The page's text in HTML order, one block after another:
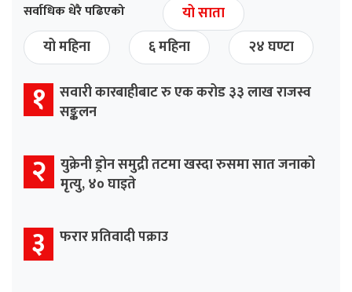
सर्वाधिक धेरै पढिएको
यो साता
यो महिना
६ महिना २४ घण्टा
१ सवारी कारबाहीबाट रु एक करोड ३३ लाख राजस्व
सङ्कलन
२ युक्रेनी ड्रोन समुद्री तटमा खस्दा रुसमा सात जनाको
मृत्यु, ४० घाइते
३ फरार प्रतिवादी पक्राउ